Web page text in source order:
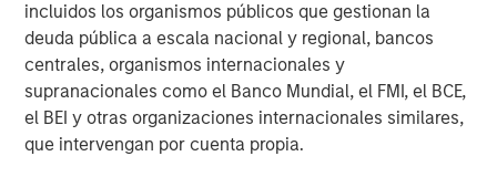
incluidos los organismos públicos que gestionan la
deuda pública a escala nacional y regional, bancos
centrales, organismos internacionales y
supranacionales como el Banco Mundial, el FMI, el BCE,
el BEI y otras organizaciones internacionales similares,
que intervengan por cuenta propia.
Q: How should investors think about the role of direct
lending in portfolios today?
Christopher Remington:
This is a particularly important question in the current
environment. With inflation still elevated, traditional